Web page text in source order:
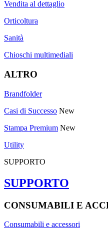
Vendita al dettaglio
Orticoltura
Sanità
Chioschi multimediali
ALTRO
Brandfolder
Casi di Successo New
Stampa Premium New
Utility
SUPPORTO
SUPPORTO
CONSUMABILI E
Consumabili e accessori